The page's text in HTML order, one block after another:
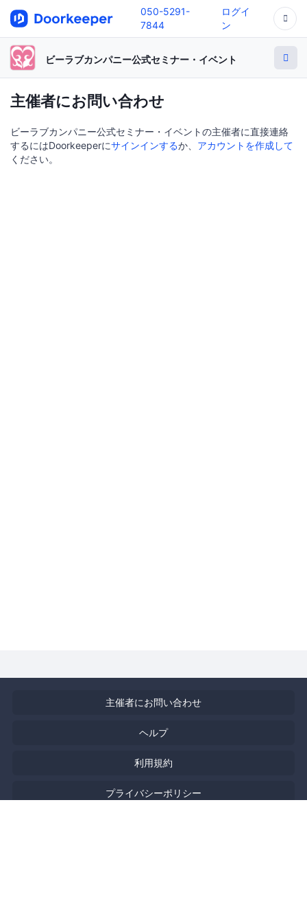
050-5291-
7844
ログイ
ン
ビーラブカンパニー公式セミナー・イベント
主催者にお問い合わせ
ビーラブカンパニー公式セミナー・イベントの主催者に直接連絡
するにはDoorkeeperにサインインするか、 アカウントを作成して
ください。
主催者にお問い合わせ
ヘルプ
利用規約
プライバシーポリシー